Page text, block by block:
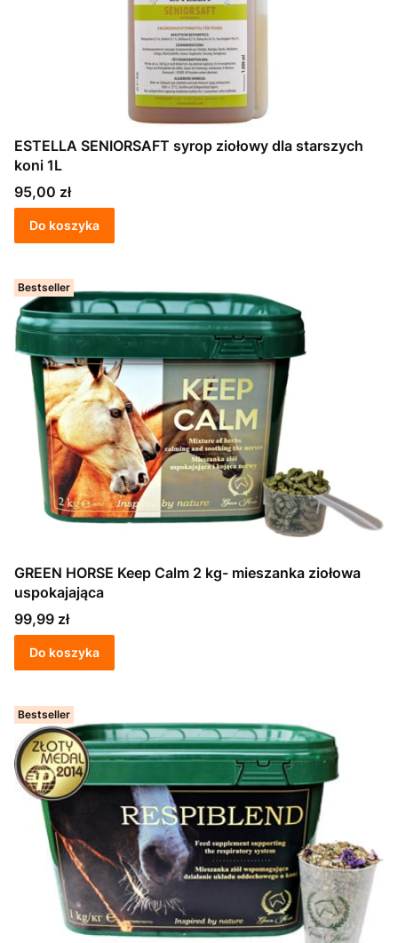
ESTELLA SENIORSAFT syrop ziołowy dla starszych
koni 1L
Cena
95,00 zł
Do koszyka
Bestseller
GREEN HORSE Keep Calm 2 kg- mieszanka ziołowa
uspokajająca
Cena
99,99 zł
Do koszyka
Bestseller